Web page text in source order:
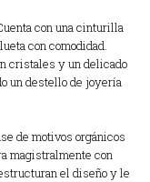
con una cinturilla
con comodidad.
cristales y un delicado
un destello de joyería
de motivos orgánicos
magistralmente con
el diseño y le